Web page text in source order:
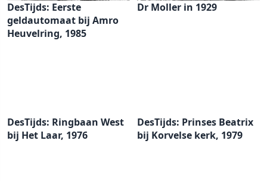
DesTijds: Eerste
geldautomaat bij Amro
Heuvelring, 1985
Dr Moller in 1929
DesTijds: Ringbaan West
bij Het Laar, 1976
DesTijds: Prinses Beatrix
bij Korvelse kerk, 1979